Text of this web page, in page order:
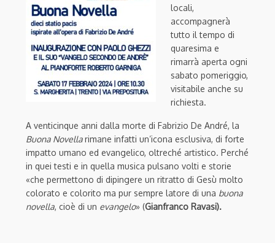
locali,
accompagnerà
tutto il tempo di
quaresima e
rimarrà aperta ogni
sabato pomeriggio,
visitabile anche su
richiesta.
A venticinque anni dalla morte di Fabrizio De André, la
Buona Novellarimane infatti un’icona esclusiva, di forte
impatto umano ed evangelico, oltreché artistico. Perché
in quei testi e in quella musica pulsano volti e storie
«che permettono di dipingere un ritratto di Gesù molto
colorato e colorito ma pur sempre latore di una buona
novella, cioè di un evangelo» (Gianfranco Ravasi).